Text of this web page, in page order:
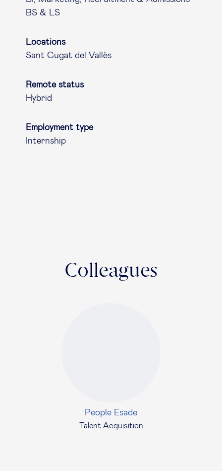
BS & LS
Locations
Sant Cugat del Vallès
Remote status
Hybrid
Employment type
Internship
Colleagues
People Esade
Talent Acquisition